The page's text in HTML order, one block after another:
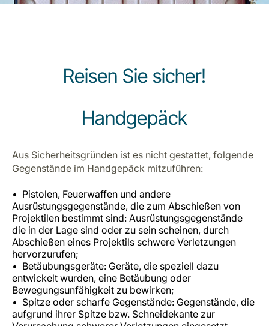
Karriere bei LuxairGroup
Reisen Sie sicher!
Handgepäck
Aus Sicherheitsgründen ist es nicht gestattet, folgende
Gegenstände im Handgepäck mitzuführen:
Pistolen, Feuerwaffen und andere
Ausrüstungsgegenstände, die zum Abschießen von
Projektilen bestimmt sind: Ausrüstungsgegenstände
die in der Lage sind oder zu sein scheinen, durch
Abschießen eines Projektils schwere Verletzungen
hervorzurufen;
Betäubungsgeräte: Geräte, die speziell dazu
entwickelt wurden, eine Betäubung oder
Bewegungsunfähigkeit zu bewirken;
Spitze oder scharfe Gegenstände: Gegenstände, die
aufgrund ihrer Spitze bzw. Schneidekante zur